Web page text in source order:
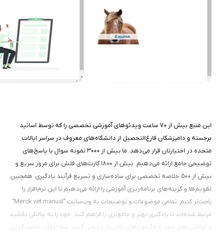
این منبع بیش از ۷۰ ساعت ویدئوهای آموزشی تخصصی را که توسط اساتید
برجسته و دامپزشکان فارغ‌التحصیل از دانشگاه‌های معروف در سراسر ایالات
متحده در اختیارتان قرار می‌دهد. ما بیش از ۳۰۰۰ نمونه سوال با پاسخ‌های
توضیحی جامع ارائه می‌دهیم. بیش از ۱۸۰۰ کارت‌های فلش برای مرور سریع و
بیش از ۵۰۰ خلاصه تخصصی برای ساده‌سازی و تسریع فرآیند یادگیری. همچنین
تقویم‌ها و گزینه‌های برنامه‌ریزی آموزشی را ارائه می‌دهیم تا این نرم‌افزار را
راحت‌تر کنیم. تمامی موضوعات و توضیحات به وب‌سایت "Merck vet manual"
مرتبط شده‌اند تا یادگیری بهتر و جامع‌تری را فراهم کنند. خود را به چالش بکشید
و توانایی‌های خود را با آزمون‌های زمان‌دار ارزیابی کنید. شما امکان علامت گذاری